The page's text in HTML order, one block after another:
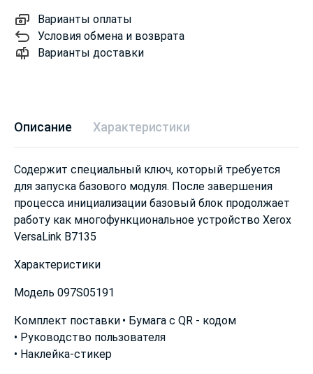
Варианты оплаты
Условия обмена и возврата
Варианты доставки
Описание Характеристики
Содержит специальный ключ, который требуется
для запуска базового модуля. После завершения
процесса инициализации базовый блок продолжает
работу как многофункциональное устройство Xerox
VersaLink B7135
Характеристики
Модель 097S05191
Комплект поставки • Бумага с QR - кодом
• Руководство пользователя
• Наклейка-стикер